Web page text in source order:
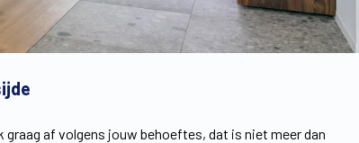
af volgens jouw behoeftes, dat is niet meer dan